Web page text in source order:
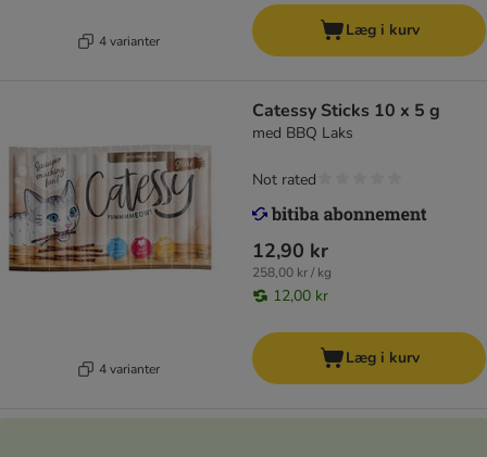
4 varianter
Læg i kurv
4 varianter
Catessy Sticks 10 x 5 g
med BBQ Laks
12,90 kr
258,00 kr / kg
12,00 kr
Not rated
Læg i kurv